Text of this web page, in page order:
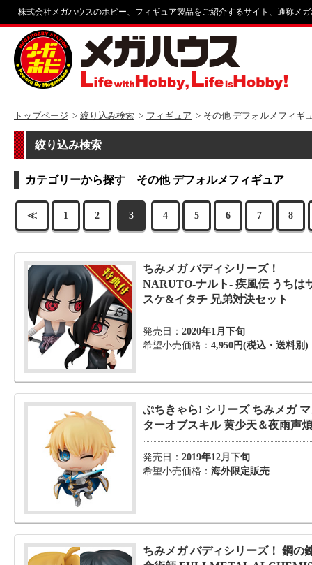
株式会社メガハウスのホビー、フィギュア製品をご紹介するサイト、通称メ
トップページ 絞り込み検索 フィギュア その他 デフォルメフィギ
絞り込み検索
カテゴリーから探す その他 デフォルメフィギュア
≪ 1 2 3 4 5 6 7 8
ちみメガ バディシリーズ！
NARUTO-ナルト- 疾風伝 うちは
スケ&イタチ 兄弟対決セット
発売日： 2020年1月下旬
希望小売価格： 4,950円(税込・送料別)
ぷちきゃら! シリーズ ちみメガ
ターオブスキル 黄少天＆夜雨声煩
発売日： 2019年12月下旬
希望小売価格： 海外限定販売
ちみメガ バディシリーズ！ 鋼の